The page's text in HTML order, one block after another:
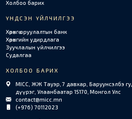
Холбоо барих
ҮНДСЭН ҮЙЛЧИЛГЭЭ
Хөрөнгө оруулалтын банк
Хөрөнгийн удирдлага
Зуучлалын үйлчилгээ
Судалгаа
ХОЛБОО БАРИХ
MICC, ЖЖ Тауэр, 7 давхар, Баруунсэлбэ
дүүрэг, Улаанбаатар 15170, Монгол Улс
contact@micc.mn
(+976) 70112023